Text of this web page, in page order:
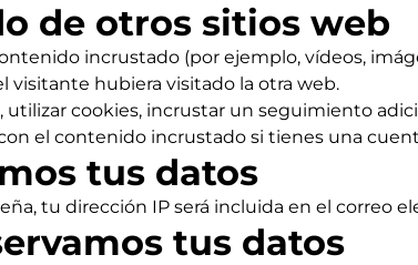
de otros sitios web
incrustado (por ejemplo, vídeos,
visitante hubiera visitado la otra web.
cookies, incrustar un seguimiento
el contenido incrustado si tienes una
tus datos
tu dirección IP será incluida en el correo
tus datos